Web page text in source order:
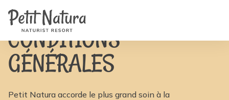
NL
EN
IT
DE
ES
Disponibilité et prix
CONDITIONS
GÉNÉRALES
Petit Natura accorde le plus grand soin à la